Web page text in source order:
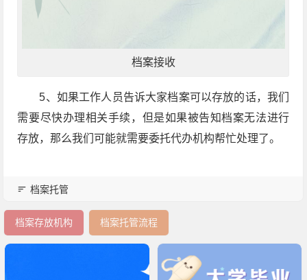
档案接收
5、如果工作人员告诉大家档案可以存放的话，我们
需要尽快办理相关手续，但是如果被告知档案无法进行
存放，那么我们可能就需要委托代办机构帮忙处理了。
档案托管
档案存放机构 档案托管流程